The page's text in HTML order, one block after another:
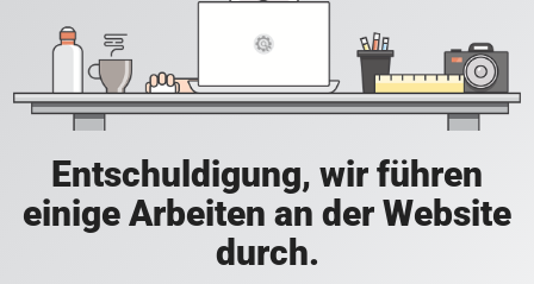
Entschuldigung, wir führen
einige Arbeiten an der Website
durch.